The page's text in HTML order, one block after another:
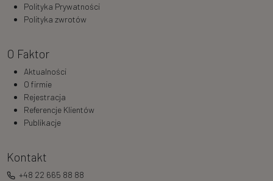
Polityka Prywatności
Polityka zwrotów
O Faktor
Aktualności
O firmie
Rejestracja
Referencje Klientów
Publikacje
Kontakt
+48 22 665 88 88